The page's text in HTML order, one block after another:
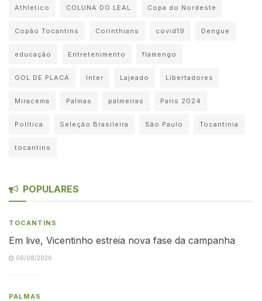
Athletico COLUNA DO LEAL Copa do Nordeste
Copão Tocantins Corinthians covid19 Dengue
educação Entretenimento flamengo
GOL DE PLACA Inter Lajeado Libertadores
Miracema Palmas palmeiras Paris 2024
Política Seleção Brasileira São Paulo Tocantinia
tocantins
POPULARES
TOCANTINS
Em live, Vicentinho estreia nova fase da campanha
06/08/2026
PALMAS